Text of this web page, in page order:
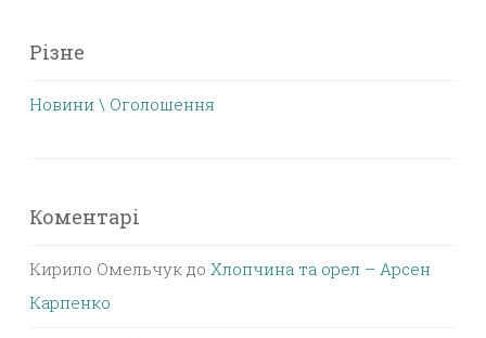
Різне
Новини \ Оголошення
Коментарі
Кирило Омельчук до Хлопчина та орел – Арсен
Карпенко